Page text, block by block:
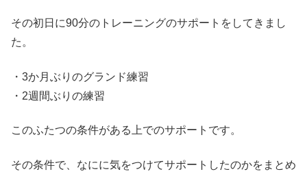
その初日に90分のトレーニングのサポートをしてきまし
た。
・3か月ぶりのグランド練習
・2週間ぶりの練習
このふたつの条件がある上でのサポートです。
その条件で、なにに気をつけてサポートしたのかをまとめ